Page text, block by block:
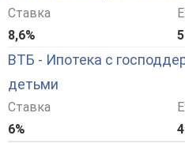
Ставка
8,6%
ВТБ - Ипотека с
детьми
Ставка
6%